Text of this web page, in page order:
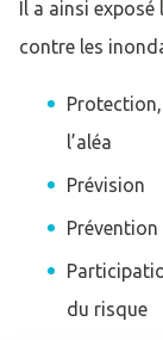
Il a ainsi
contre les
l’aléa
Prévision
du risque